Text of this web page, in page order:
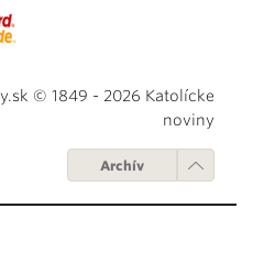
© 1849 - 2026 Katolícke
noviny
Archív